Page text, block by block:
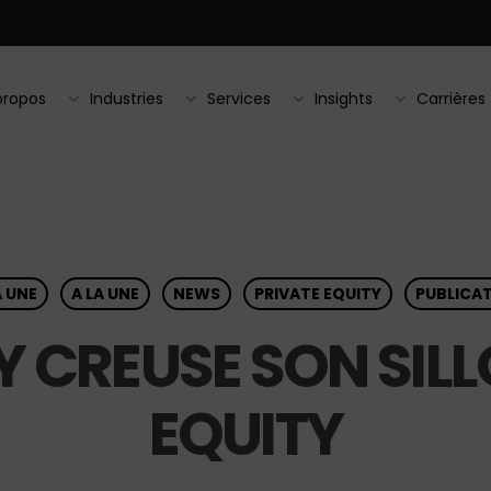
Industries Services Insights Carrières
UNE A LA UNE NEWS PRIVATE EQUITY
CREUSE SON
EQUITY